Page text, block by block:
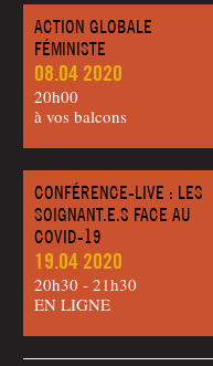
ACTION GLOBALE
FÉMINISTE
08.04 2020
20h00
à vos balcons
CONFÉRENCE-LIVE : LES
SOIGNANT.E.S FACE AU
COVID-19
19.04 2020
20h30 - 21h30
EN LIGNE